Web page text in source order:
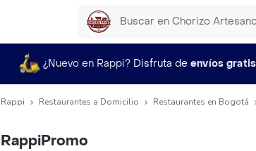
¿Nuevo en Rappi? Disfruta de envíos
Rappi Restaurantes a Domicilio Restaurantes en Bogotá
RappiPromo